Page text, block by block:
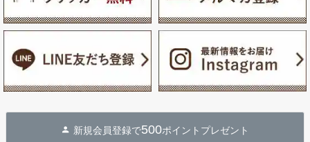
新規会員登録で500ポイントプレゼント